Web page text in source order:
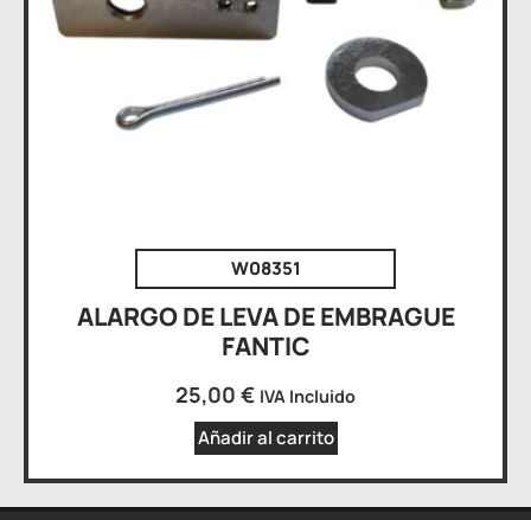
W08351
ALARGO DE LEVA DE EMBRAGUE
FANTIC
25,00 € IVA Incluido
Añadir al carrito